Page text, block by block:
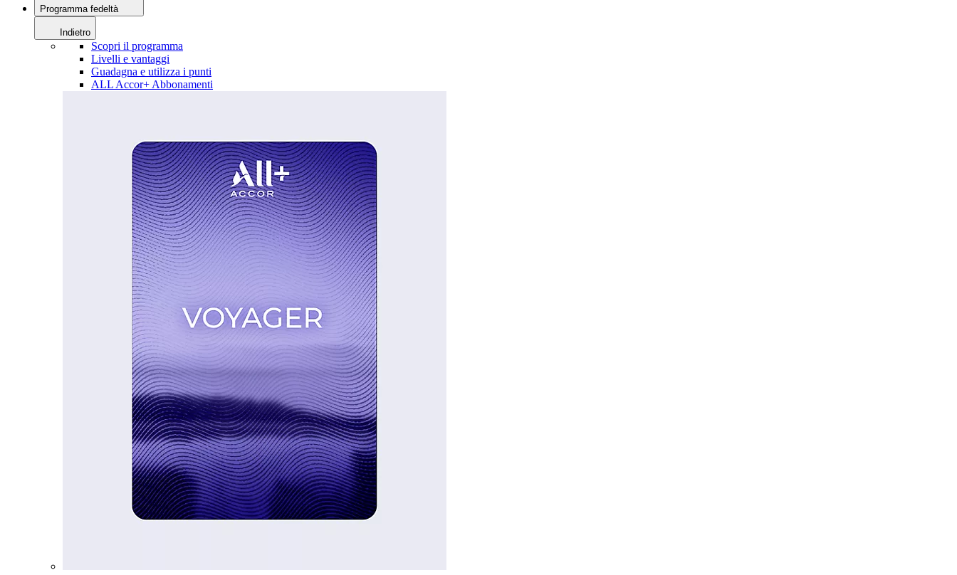
Programma fedeltà
Indietro
Scopri il programma
Livelli e vantaggi
Guadagna e utilizza i punti
ALL Accor+ Abbonamenti